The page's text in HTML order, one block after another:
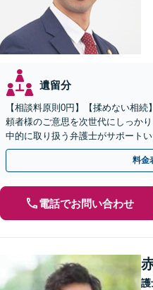
遺留分
【相談料原則0円】【揉めない相
頼者様のご意思を次世代にしっか
中的に取り扱う弁護士がサポート
から遺言執行まで責任を持って対
料金
電話でお問い合わせ
護